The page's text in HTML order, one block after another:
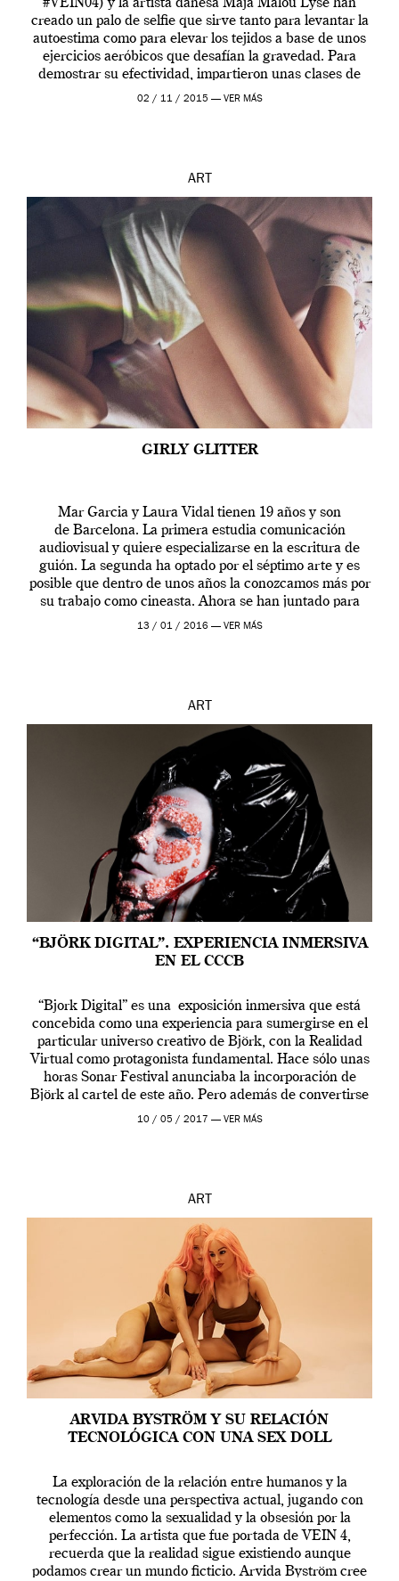
#VEIN04) y la artista danesa Maja Malou Lyse han
creado un palo de selfie que sirve tanto para levantar la
autoestima como para elevar los tejidos a base de unos
ejercicios aeróbicos que desafían la gravedad. Para
demostrar su efectividad, impartieron unas clases de
prueba en el Tate […]
02 / 11 / 2015 — VER MÁS
ART
GIRLY GLITTER
Mar Garcia y Laura Vidal tienen 19 años y son
de Barcelona. La primera estudia comunicación
audiovisual y quiere especializarse en la escritura de
guión. La segunda ha optado por el séptimo arte y es
posible que dentro de unos años la conozcamos más por
su trabajo como cineasta. Ahora se han juntado para
contarnos una […]
13 / 01 / 2016 — VER MÁS
ART
“BJÖRK DIGITAL”. EXPERIENCIA INMERSIVA
EN EL CCCB
“Bjork Digital” es una exposición inmersiva que está
concebida como una experiencia para sumergirse en el
particular universo creativo de Björk, con la Realidad
Virtual como protagonista fundamental. Hace sólo unas
horas Sonar Festival anunciaba la incorporación de
Björk al cartel de este año. Pero además de convertirse
en una de las actuaciones más relevantes […]
10 / 05 / 2017 — VER MÁS
ART
ARVIDA BYSTRÖM Y SU RELACIÓN
TECNOLÓGICA CON UNA SEX DOLL
La exploración de la relación entre humanos y la
tecnología desde una perspectiva actual, jugando con
elementos como la sexualidad y la obsesión por la
perfección. La artista que fue portada de VEIN 4,
recuerda que la realidad sigue existiendo aunque
podamos crear un mundo ficticio. Arvida Byström cree